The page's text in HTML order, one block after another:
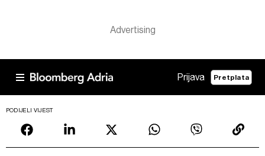
Prijava Pretplata
PODIJELI VIJEST